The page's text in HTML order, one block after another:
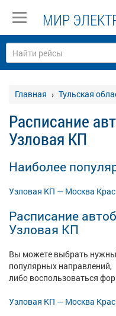
МИР
Главная Тульская
Расписание
Узловая КП
Наиболее
Узловая КП — Москва
Расписание
Узловая КП
Вы можете выбрать
популярных направлений,
либо воспользоваться
Узловая КП — Москва